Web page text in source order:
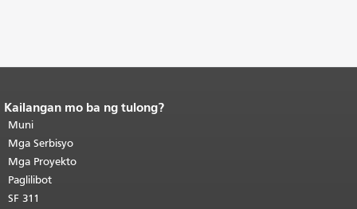
Katapusan ng nilalaman ng
pahina.
pahinang ito ay nauulit sa bawat
pahina.Bumalik sa tuktok ng
pangunahing nilalaman
Kailangan mo ba ng tulong?
Muni
Mga Serbisyo
Mga Proyekto
Paglilibot
SF 311